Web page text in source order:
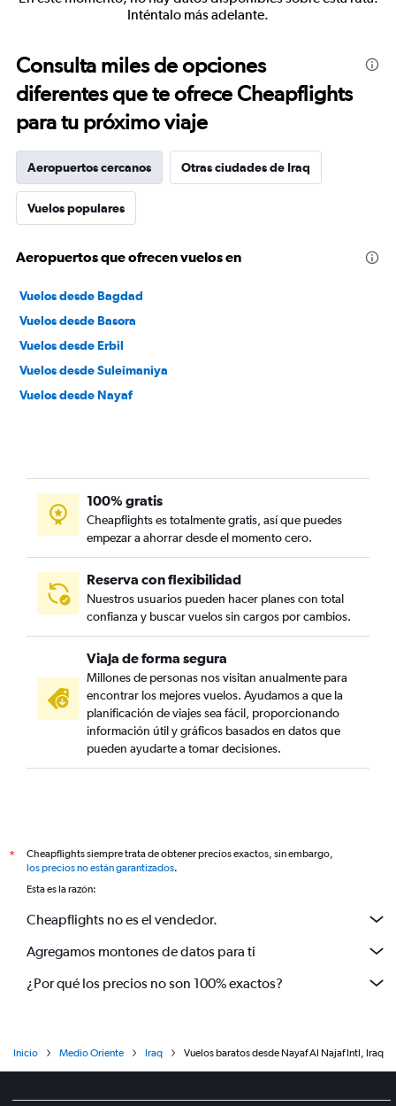
Inténtalo más adelante.
Consulta miles de opciones
diferentes que te ofrece Cheapflights
para tu próximo viaje
Aeropuertos cercanos Otras ciudades de Iraq
Vuelos populares
Aeropuertos que ofrecen vuelos en
Vuelos desde Bagdad
Vuelos desde Basora
Vuelos desde Erbil
Vuelos desde Suleimaniya
Vuelos desde Nayaf
100% gratis
Cheapflights es totalmente gratis, así que puedes
empezar a ahorrar desde el momento cero.
Reserva con flexibilidad
Nuestros usuarios pueden hacer planes con total
confianza y buscar vuelos sin cargos por cambios.
Viaja de forma segura
Millones de personas nos visitan anualmente para
encontrar los mejores vuelos. Ayudamos a que la
planificación de viajes sea fácil, proporcionando
información útil y gráficos basados en datos que
pueden ayudarte a tomar decisiones.
*
Cheapflights siempre trata de obtener precios exactos, sin embargo,
los precios no están garantizados.
Esta es la razón:
Cheapflights no es el vendedor.
Agregamos montones de datos para ti
¿Por qué los precios no son 100% exactos?
Inicio Medio Oriente Iraq Vuelos baratos desde Nayaf Al Najaf Intl, Iraq